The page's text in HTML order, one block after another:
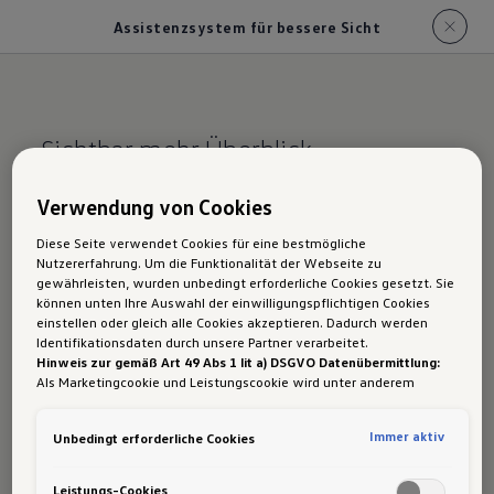
Assistenzsystem für bessere Sicht
Sichtbar mehr Überblick.
Assistenzsystem für
bessere Sicht für den
ID.7 Tourer im
Überblick.
für die Modellvarianten des ID.7 Tourer
Verwendung von Cookies
Diese Seite verwendet Cookies für eine bestmögliche
Nutzererfahrung. Um die Funktionalität der Webseite zu
gewährleisten, wurden unbedingt erforderliche Cookies gesetzt. Sie
können unten Ihre Auswahl der einwilligungspflichtigen Cookies
einstellen oder gleich alle Cookies akzeptieren. Dadurch werden
Identifikationsdaten durch unsere Partner verarbeitet.
Hinweis zur gemäß Art 49 Abs 1 lit a) DSGVO Datenübermittlung:
Als Marketingcookie und Leistungscookie wird unter anderem
Daten in die USA (insbesondere dort an die Google LLC) weitergibt.
Unbedingt erforderliche Cookies Immer aktiv
Leistungs-Cookies